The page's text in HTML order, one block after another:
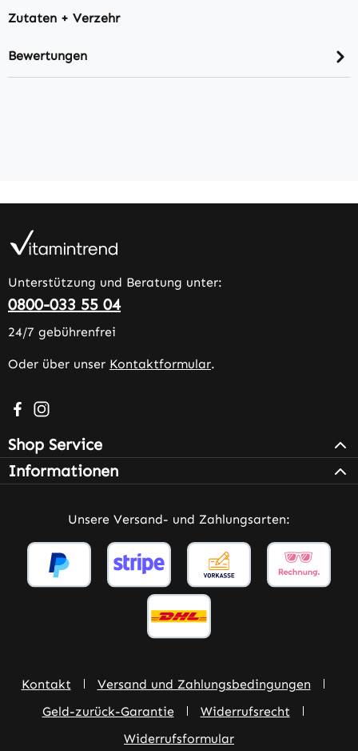
Zutaten + Verzehr
Bewertungen
Unterstützung und Beratung unter:
0800-033 55 04
24/7 gebührenfrei
Oder über unser Kontaktformular.
Besuche uns auf Facebook – öffnet in neuem Tab
Schau auf Instagram vorbei – öffnet in neuem Tab
Shop Service
Informationen
Unsere Versand- und Zahlungsarten:
Kontakt
Versand und Zahlungsbedingungen
Geld-zurück-Garantie
Widerrufsrecht
Widerrufsformular